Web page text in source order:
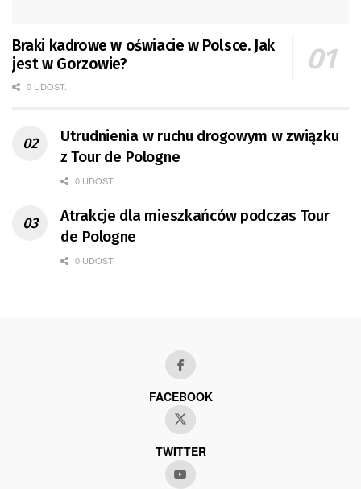
Braki kadrowe w oświacie w Polsce. Jak
jest w Gorzowie?
0 UDOST.
Utrudnienia w ruchu drogowym w związku
z Tour de Pologne
0 UDOST.
Atrakcje dla mieszkańców podczas Tour
de Pologne
0 UDOST.
FACEBOOK
TWITTER